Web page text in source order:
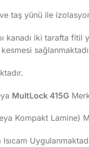
taş yünü ile
iki tarafta fitil
MultLock 415G
Kompakt Lamine)